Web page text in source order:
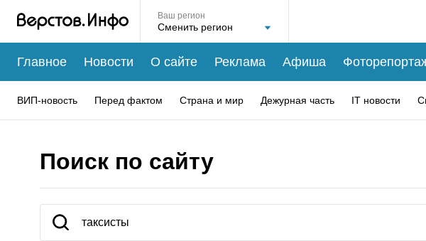
Ваш регион
Главное Новости О сайте Реклама Афиша
ВИП-новость Перед фактом Страна и мир Дежурная часть IT новости
Поиск по сайту